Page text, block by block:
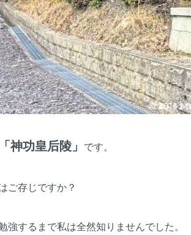
「神功皇后陵 」 です。
ご存じですか？
強するまで私は全然知りませんでした。